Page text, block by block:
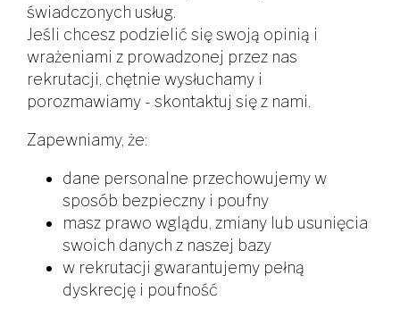
świadczonych usług.
Jeśli chcesz podzielić się swoją opinią i
wrażeniami z prowadzonej przez nas
rekrutacji, chętnie wysłuchamy i
porozmawiamy - skontaktuj się z nami.
Zapewniamy, że:
dane personalne przechowujemy w
sposób bezpieczny i poufny
masz prawo wglądu, zmiany lub usunięcia
swoich danych z naszej bazy
w rekrutacji gwarantujemy pełną
dyskrecję i poufność